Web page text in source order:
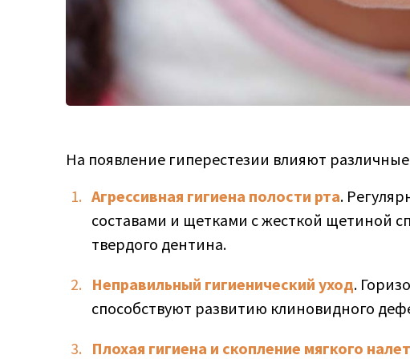
На появление гиперестезии влияют
Агрессивная гигиена полости рта.
составами и щетками с жесткой щетиной
твердого дентина.
Неправильный гигиенический уход.
способствуют развитию клиновидного
Плохая гигиена и скопление мягкого